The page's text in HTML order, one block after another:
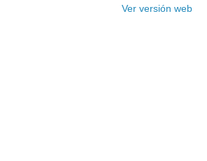
Ver versión web